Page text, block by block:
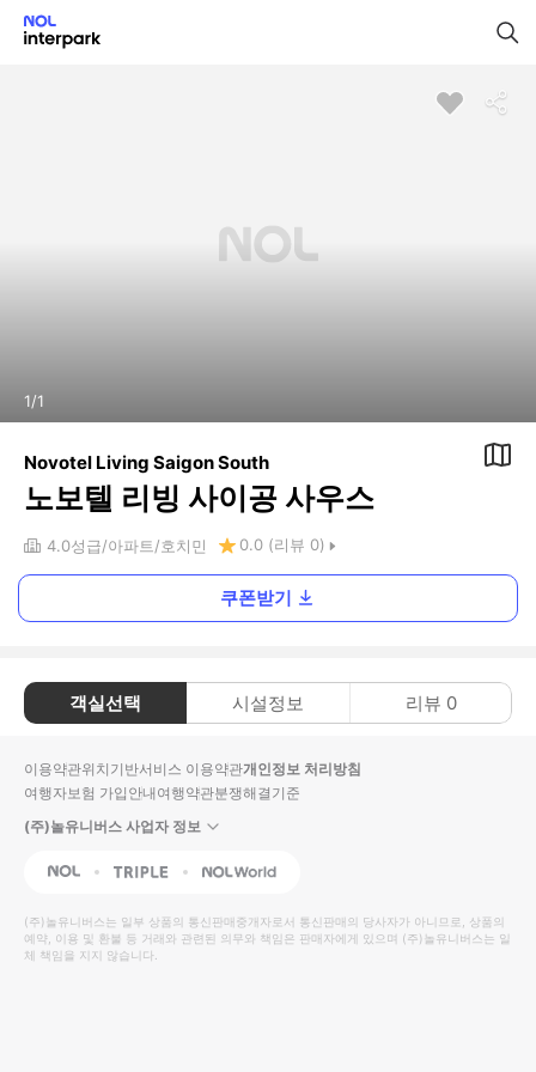
1/1
Novotel Living Saigon South
노보텔 리빙 사이공 사우스
4.0성급 아파트 호치민 0.0 (리뷰 0)
쿠폰받기
객실선택 시설정보 리뷰 0
이용약관위치기반서비스 이용약관개인정보 처리방침
여행자보험 가입안내여행약관분쟁해결기준
(주)놀유니버스 사업자 정보
NOL Triple Interpark Global
(주)놀유니버스는 일부 상품의 통신판매중개자로서 통신판매의 당사자가 아니므로, 상품의
예약, 이용 및 환불 등 거래와 관련된 의무와 책임은 판매자에게 있으며 (주)놀유니버스는 일
체 책임을 지지 않습니다.